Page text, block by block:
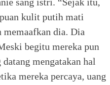
kulit putih mati
memaafkan dia. Dia
begitu mereka pun
mengatakan hal
mereka percaya, uang